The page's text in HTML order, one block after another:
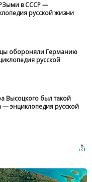
в СССР —
русской жизни
обороняли Германию
русской
Высоцкого был такой
энциклопедия русской